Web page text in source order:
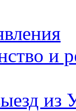
и
из